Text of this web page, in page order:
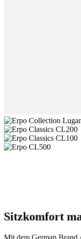
Sitzkomfort
Mit dem German Brand